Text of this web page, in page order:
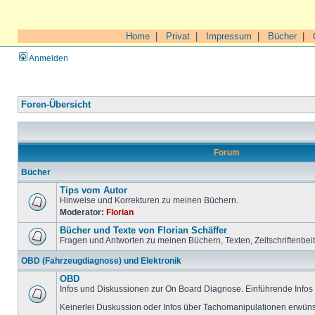
Home Privat Impressum Bücher|
Anmelden
Foren-Übersicht
Forum
Bücher
Tips vom Autor
Hinweise und Korrekturen zu meinen Büchern.
Moderator: Florian
Bücher und Texte von Florian Schäffer
Fragen und Antworten zu meinen Büchern, Texten,
OBD (Fahrzeugdiagnose) und Elektronik
OBD
Infos und Diskussionen zur On Board Diagnose. Einführende
Keinerlei Duskussion oder Infos über Tachomanipulationen